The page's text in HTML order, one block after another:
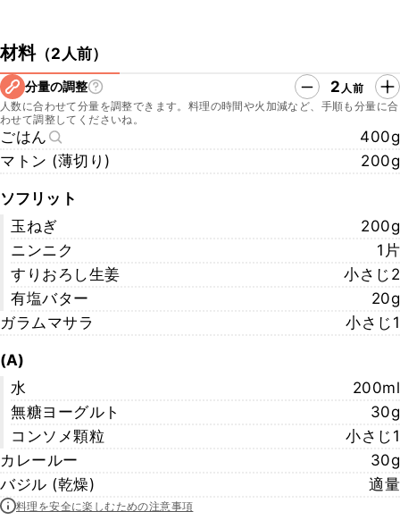
材料（2人前）
分量の調整 2 人前
人数に合わせて分量を調整できます。料理の時間や火加減など、手順も分量に合
わせて調整してくださいね。
ごはん
400g
マトン (薄切り)
200g
ソフリット
玉ねぎ
200g
ニンニク
1片
すりおろし生姜
小さじ2
有塩バター
20g
ガラムマサラ
小さじ1
(A)
水
200ml
無糖ヨーグルト
30g
コンソメ顆粒
小さじ1
カレールー
30g
バジル (乾燥)
適量
料理を安全に楽しむための注意事項